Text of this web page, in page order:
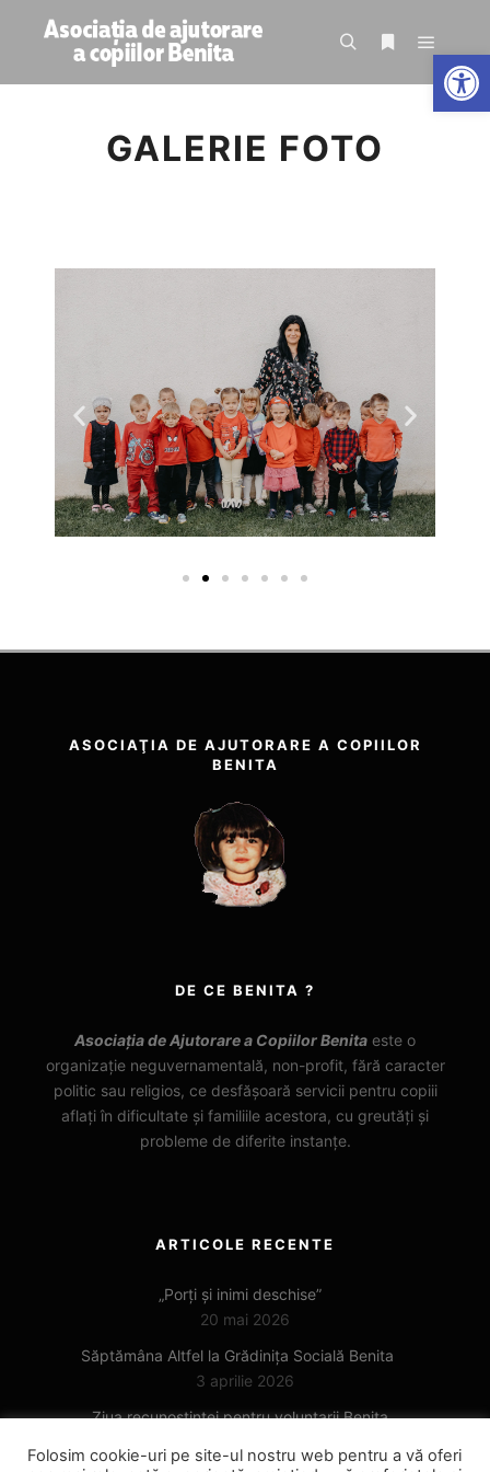
GALERIE FOTO
ASOCIAŢIA DE AJUTORARE A COPIILOR
BENITA
DE CE BENITA ?
Asociația de Ajutorare a Copiilor Benita este o
organizație neguvernamentală, non-profit, fără caracter
politic sau religios, ce desfășoară servicii pentru copiii
aflați în dificultate și familiile acestora, cu greutăți și
probleme de diferite instanțe.
ARTICOLE RECENTE
„Porți și inimi deschise”
20 mai 2026
Săptămâna Altfel la Grădinița Socială Benita
3 aprilie 2026
Ziua recunoștinței pentru voluntarii Benita
Folosim cookie-uri pe site-ul nostru web pentru a vă oferi